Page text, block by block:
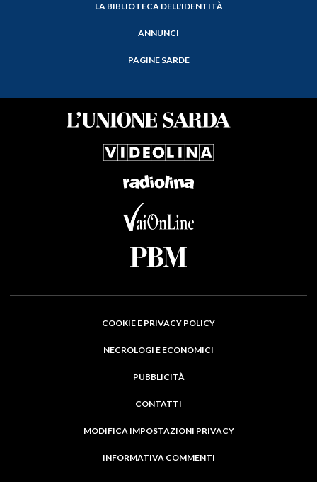
LA BIBLIOTECA DELL'IDENTITÀ
ANNUNCI
PAGINE SARDE
COOKIE E PRIVACY POLICY
NECROLOGI E ECONOMICI
PUBBLICITÀ
CONTATTI
MODIFICA IMPOSTAZIONI PRIVACY
INFORMATIVA COMMENTI